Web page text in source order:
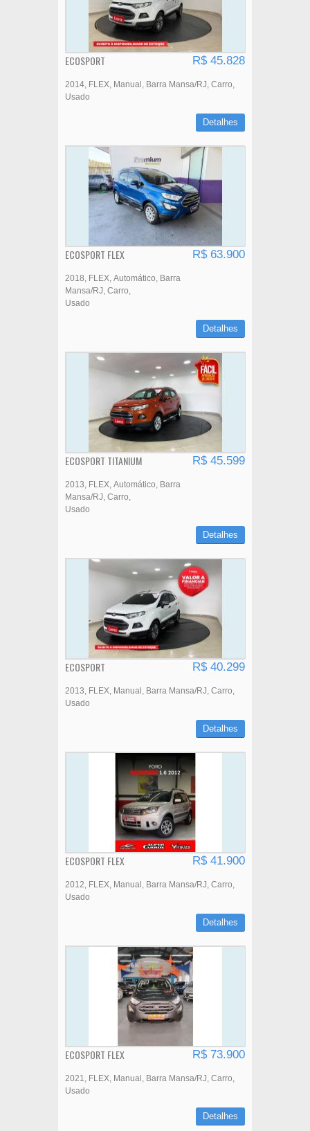
ECOSPORT R$ 45.828
2014 FLEX Manual Barra Mansa/RJ Carro
Usado
Detalhes
ECOSPORT FLEX R$ 63.900
2018 FLEX Automático
Barra
Mansa/RJ Carro
Usado
Detalhes
ECOSPORT TITANIUM R$ 45.599
2013 FLEX Automático
Barra
Mansa/RJ Carro
Usado
Detalhes
ECOSPORT R$ 40.299
2013 FLEX Manual Barra Mansa/RJ Carro
Usado
Detalhes
ECOSPORT FLEX R$ 41.900
2012 FLEX Manual Barra Mansa/RJ Carro
Usado
Detalhes
ECOSPORT FLEX R$ 73.900
2021 FLEX Manual Barra Mansa/RJ Carro
Usado
Detalhes